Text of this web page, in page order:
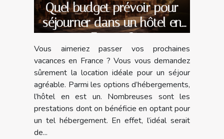
Quel budget prévoir pour
séjourner dans un hôtel en
France ?
Vous aimeriez passer vos prochaines
vacances en France ? Vous vous demandez
sûrement la location idéale pour un séjour
agréable. Parmi les options d’hébergements,
l’hôtel en est un. Nombreuses sont les
prestations dont on bénéficie en optant pour
un tel hébergement. En effet, l’idéal serait
de...